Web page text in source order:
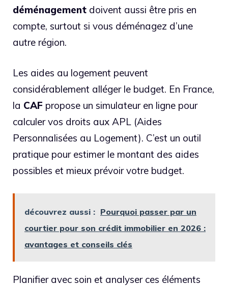
déménagement doivent aussi être pris en
compte, surtout si vous déménagez d’une
autre région.
Les aides au logement peuvent
considérablement alléger le budget. En France,
la CAF propose un simulateur en ligne pour
calculer vos droits aux APL (Aides
Personnalisées au Logement). C’est un outil
pratique pour estimer le montant des aides
possibles et mieux prévoir votre budget.
découvrez aussi : Pourquoi passer par un
courtier pour son crédit immobilier en 2026 :
avantages et conseils clés
Planifier avec soin et analyser ces éléments